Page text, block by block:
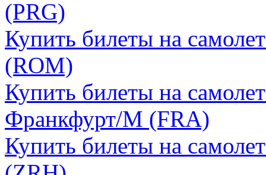
(PRG)
Купить билеты на
(ROM)
Купить билеты на
Франкфурт/М (FRA)
Купить билеты на